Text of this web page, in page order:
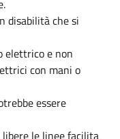
disabilità che si
elettrico e non
con mani o
essere
libere le linee facilita